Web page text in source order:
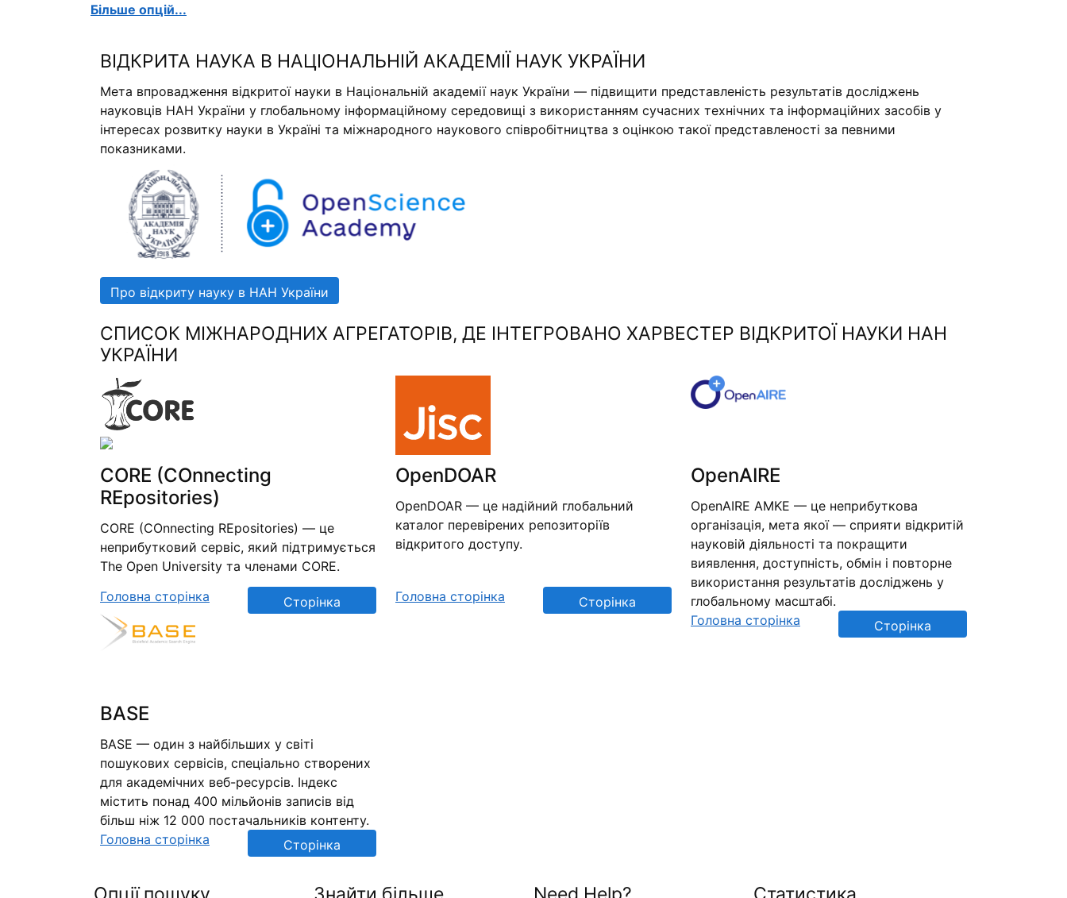
Більше опцій...
ВІДКРИТА НАУКА В НАЦІОНАЛЬНІЙ АКАДЕМІЇ НАУК УКРАЇНИ
Мета впровадження відкритої науки в Національній академії наук України — підвищити представленість результатів досліджень
науковців НАН України у глобальному інформаційному середовищі з використанням сучасних технічних та інформаційних засобів у
інтересах розвитку науки в Україні та міжнародного наукового співробітництва з оцінкою такої представленості за певними
показниками.
Про відкриту науку в НАН України
СПИСОК МІЖНАРОДНИХ АГРЕГАТОРІВ, ДЕ ІНТЕГРОВАНО ХАРВЕСТЕР ВІДКРИТОЇ НАУКИ НАН
УКРАЇНИ
CORE (COnnecting
REpositories)
CORE (COnnecting REpositories) — це
неприбутковий сервіс, який підтримується
The Open University та членами CORE.
Головна сторінка
Сторінка
OpenDOAR
OpenDOAR — це надійний глобальний
каталог перевірених репозиторіїв
відкритого доступу.
Головна сторінка
Сторінка
OpenAIRE
OpenAIRE AMKE — це неприбуткова
організація, мета якої — сприяти відкритій
науковій діяльності та покращити
виявлення, доступність, обмін і повторне
використання результатів досліджень у
глобальному масштабі.
Головна сторінка
Сторінка
BASE
BASE — один з найбільших у світі
пошукових сервісів, спеціально створених
для академічних веб-ресурсів. Індекс
містить понад 400 мільйонів записів від
більш ніж 12 000 постачальників контенту.
Головна сторінка
Сторінка